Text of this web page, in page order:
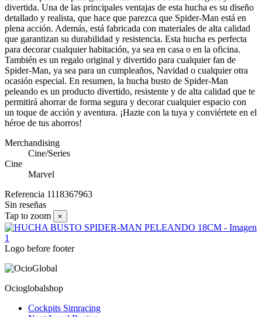
divertida. Una de las principales ventajas de esta hucha es su diseño
detallado y realista, que hace que parezca que Spider-Man está en
plena acción. Además, está fabricada con materiales de alta calidad
que garantizan su durabilidad y resistencia. Esta hucha es perfecta
para decorar cualquier habitación, ya sea en casa o en la oficina.
También es un regalo original y divertido para cualquier fan de
Spider-Man, ya sea para un cumpleaños, Navidad o cualquier otra
ocasión especial. En resumen, la hucha busto de Spider-Man
peleando es un producto divertido, resistente y de alta calidad que te
permitirá ahorrar de forma segura y decorar cualquier espacio con
un toque de acción y aventura. ¡Hazte con la tuya y conviértete en el
héroe de tus ahorros!
Merchandising
Cine/Series
Cine
Marvel
Referencia 1118367963
Sin reseñas
Tap to zoom
×
Logo before footer
Ocioglobalshop
Cockpits Simracing